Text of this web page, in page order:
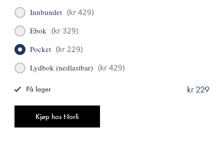
Innbundet (kr 429)
Ebok (kr 329)
Pocket (kr 229)
Lydbok (nedlastbar) (kr 429)
Kjøp hos Norli
kr 229
På lager